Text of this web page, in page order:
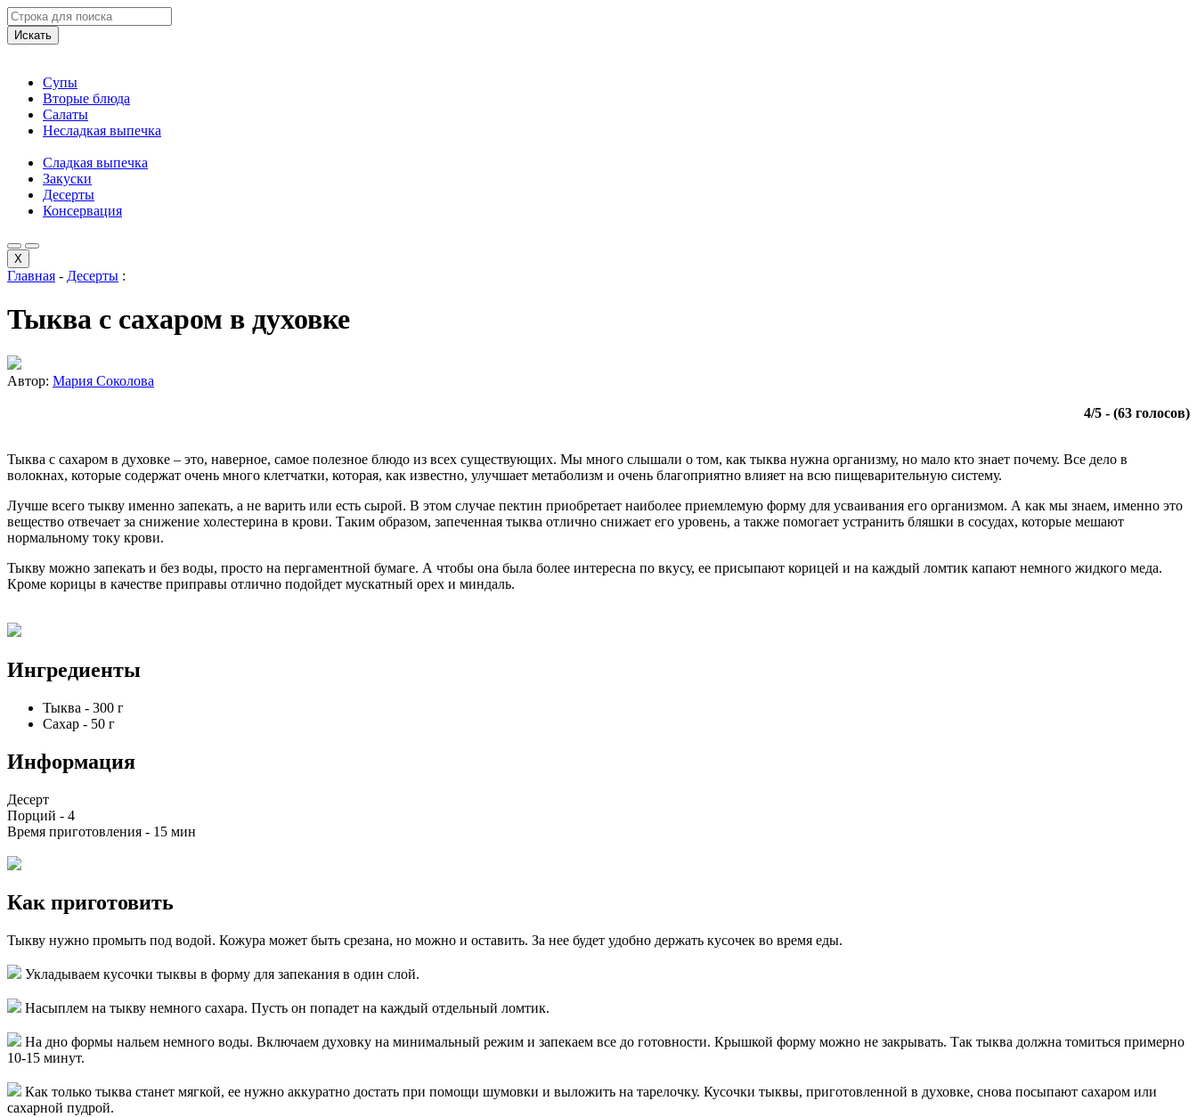
Искать
Супы
Вторые блюда
Салаты
Несладкая выпечка
Сладкая выпечка
Закуски
Десерты
Консервация
X
Главная - Десерты :
Тыква с сахаром в духовке
Автор: Мария Соколова
4/5 - (63 голосов)
Тыква с сахаром в духовке – это, наверное, самое полезное блюдо из всех существующих. Мы много слышали о том, как тыква нужна организму, но мало кто знает почему. Все дело в
волокнах, которые содержат очень много клетчатки, которая, как известно, улучшает метаболизм и очень благоприятно влияет на всю пищеварительную систему.
Лучше всего тыкву именно запекать, а не варить или есть сырой. В этом случае пектин приобретает наиболее приемлемую форму для усваивания его организмом. А как мы знаем, именно это
вещество отвечает за снижение холестерина в крови. Таким образом, запеченная тыква отлично снижает его уровень, а также помогает устранить бляшки в сосудах, которые мешают
нормальному току крови.
Тыкву можно запекать и без воды, просто на пергаментной бумаге. А чтобы она была более интересна по вкусу, ее присыпают корицей и на каждый ломтик капают немного жидкого меда.
Кроме корицы в качестве приправы отлично подойдет мускатный орех и миндаль.
Ингредиенты
Тыква - 300 г
Сахар - 50 г
Информация
Десерт
Порций - 4
Время приготовления - 15 мин
Как приготовить
Тыкву нужно промыть под водой. Кожура может быть срезана, но можно и оставить. За нее будет удобно держать кусочек во время еды.
Укладываем кусочки тыквы в форму для запекания в один слой.
Насыплем на тыкву немного сахара. Пусть он попадет на каждый отдельный ломтик.
На дно формы нальем немного воды. Включаем духовку на минимальный режим и запекаем все до готовности. Крышкой форму можно не закрывать. Так тыква должна томиться примерно
10-15 минут.
Как только тыква станет мягкой, ее нужно аккуратно достать при помощи шумовки и выложить на тарелочку. Кусочки тыквы, приготовленной в духовке, снова посыпают сахаром или
сахарной пудрой.